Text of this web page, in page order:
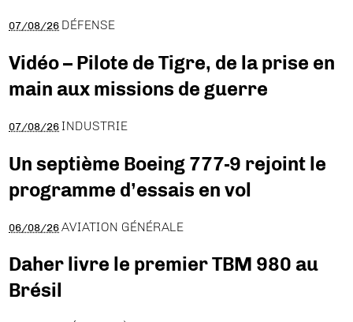
07/08/26 DÉFENSE
Vidéo – Pilote de Tigre, de la prise en
main aux missions de guerre
07/08/26 INDUSTRIE
Un septième Boeing 777-9 rejoint le
programme d’essais en vol
06/08/26 AVIATION GÉNÉRALE
Daher livre le premier TBM 980 au
Brésil